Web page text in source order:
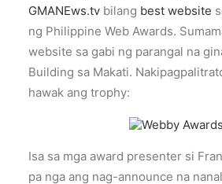
GMANEws.tv bilang best website
ng Philippine Web Awards.
website sa gabi ng parangal na
Building sa Makati.
hawak ang trophy:
Isa sa mga award presenter si
pa nga ang nag-announce na